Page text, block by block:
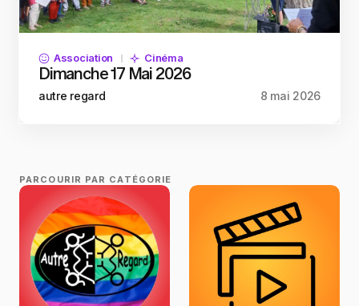
Association Cinéma
Dimanche 17 Mai 2026
autre regard 8 mai 2026
PARCOURIR PAR CATÉGORIE